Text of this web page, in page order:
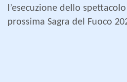
l’esecuzione dello
prossima Sagra del Fuoco